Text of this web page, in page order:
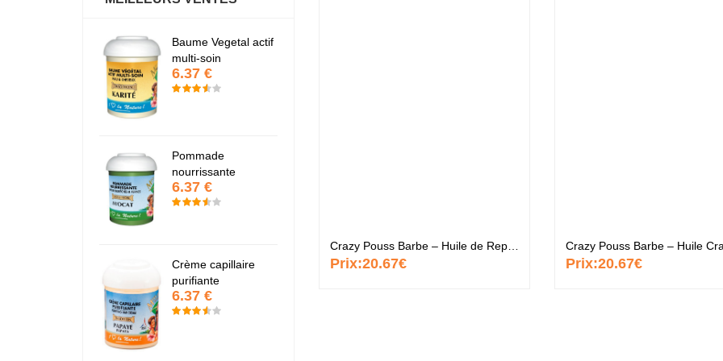
Crazy Pouss Barbe – Huile de Repousse pour Barbe
Prix:20.67€ Prix:20.67€
Baume Vegetal actif
multi-soin
6.37 €
Pommade
nourrissante
6.37 €
Crème capillaire
purifiante
6.37 €
6.37 €
Crème capillaire